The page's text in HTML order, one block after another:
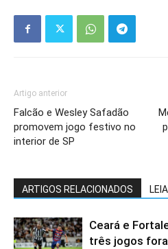
Artigo anterior
Falcão e Wesley Safadão
promovem jogo festivo no
interior de SP
ARTIGOS RELACIONADOS
Ceará e
três jogos